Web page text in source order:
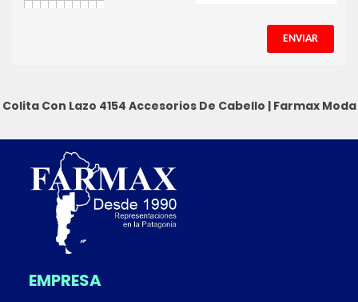
ENVIAR
Colita Con Lazo 4154 Accesorios De Cabello | Farmax Moda
EMPRESA